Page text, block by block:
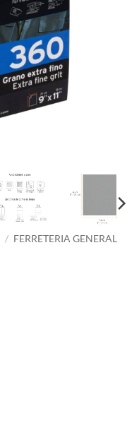
/ FERRETERIA GENERAL